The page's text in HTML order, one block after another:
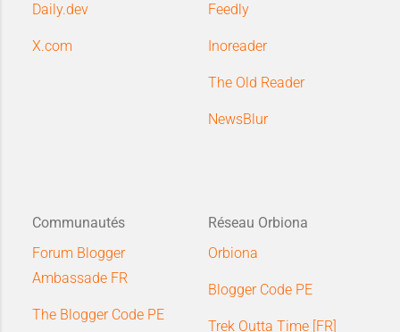
Daily.dev
X.com
Feedly
Inoreader
The Old Reader
NewsBlur
Communautés
Forum Blogger
Ambassade FR
The Blogger Code PE
Réseau Orbiona
Orbiona
Blogger Code PE
Trek Outta Time [FR]